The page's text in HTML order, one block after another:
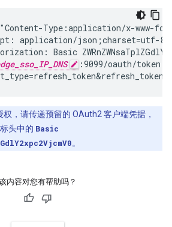
Type:application/x-www-
application/json;charset=utf-8"
Basic
:9099/oauth/token \
权，请传递预留的 OAuth2 客户端凭据，
标头中的 Basic
。
内容对您有帮助吗？